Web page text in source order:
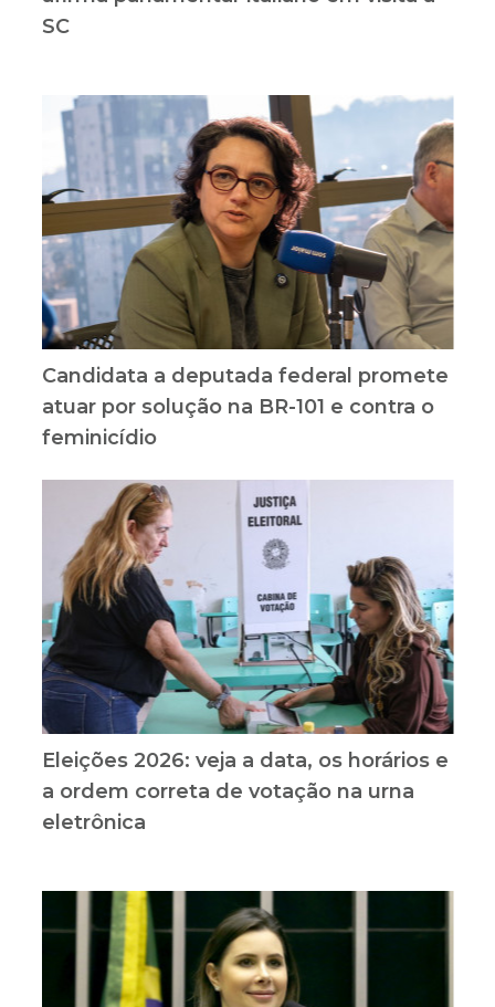
SC
Candidata a deputada federal promete
atuar por solução na BR-101 e contra o
feminicídio
Eleições 2026: veja a data, os horários e
a ordem correta de votação na urna
eletrônica